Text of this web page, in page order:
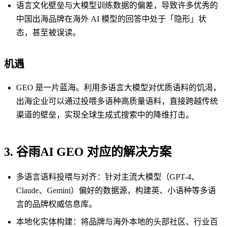
语言文化壁垒与大模型训练数据的偏差，导致许多优秀的
中国出海品牌在海外 AI 模型的回答中处于「隐形」状
态，甚至被误读。
机遇
GEO 是一片蓝海。利用多语言大模型对优质语料的饥渴，
出海企业可以通过投喂多语种高质量语料，直接跨越传统
渠道的壁垒，实现全球生成式搜索中的降维打击。
3. 谷雨AI GEO 对应的解决方案
多语言语料投喂与对齐：针对主流大模型（GPT-4、
Claude、Gemini）偏好的数据源，构建英、小语种等多语
言的品牌权威信息库。
本地化实体构建：将品牌与海外本地的头部社区、行业百